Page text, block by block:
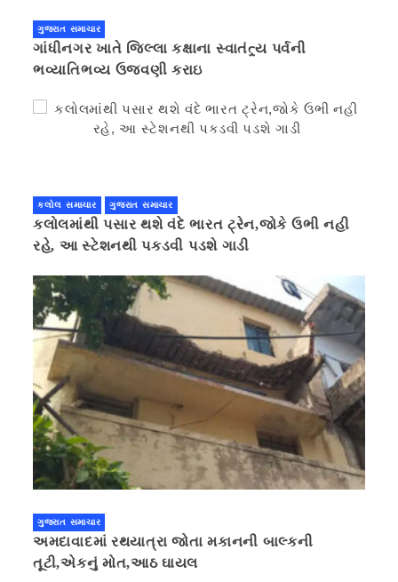
ગુજરાત સમાચાર
ગાંધીનગર ખાતે જિલ્લા કક્ષાના સ્વાતંત્ર્ય પર્વની
ભવ્યાતિભવ્ય ઉજવણી કરાઇ
કલોલ સમાચાર ગુજરાત સમાચાર
કલોલમાંથી પસાર થશે વંદે ભારત ટ્રેન,જોકે ઉભી નહી
રહે, આ સ્ટેશનથી પકડવી પડશે ગાડી
ગુજરાત સમાચાર
અમદાવાદમાં રથયાત્રા જોતા મકાનની બાલ્કની
તૂટી,એકનું મોત,આઠ ઘાયલ